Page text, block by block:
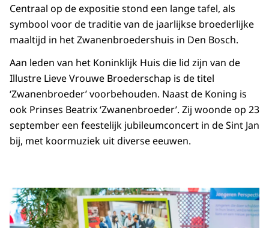
Centraal op de expositie stond een lange tafel, als
symbool voor de traditie van de jaarlijkse broederlijke
maaltijd in het Zwanenbroedershuis in Den Bosch.
Aan leden van het Koninklijk Huis die lid zijn van de
Illustre Lieve Vrouwe Broederschap is de titel
‘Zwanenbroeder’ voorbehouden. Naast de Koning is
ook Prinses Beatrix ‘Zwanenbroeder’. Zij woonde op 23
september een feestelijk jubileumconcert in de Sint Jan
bij, met koormuziek uit diverse eeuwen.